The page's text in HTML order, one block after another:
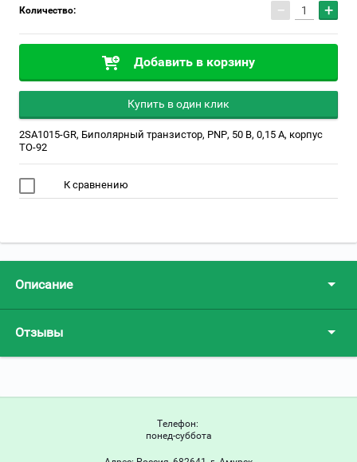
Количество: − +
Добавить в корзину
Купить в один клик
2SA1015-GR, Биполярный транзистор, PNP, 50 В, 0,15 А, корпус
TO-92
К сравнению
Описание
Отзывы
Телефон:
понед-суббота